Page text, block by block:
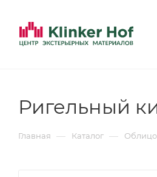
Ригельный
Главная — Каталог —